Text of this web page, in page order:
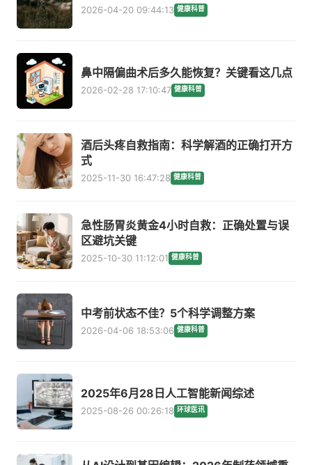
2026-04-20 09:44:13 健康科普
鼻中隔偏曲术后多久能恢复？关键看这几点
2026-02-28 17:10:47 健康科普
酒后头疼自救指南：科学解酒的正确打开方
式
2025-11-30 16:47:28 健康科普
急性肠胃炎黄金4小时自救：正确处置与误
区避坑关键
2025-10-30 11:12:01 健康科普
中考前状态不佳？5个科学调整方案
2026-04-06 18:53:06 健康科普
2025年6月28日人工智能新闻综述
2025-08-26 00:26:18 环球医讯